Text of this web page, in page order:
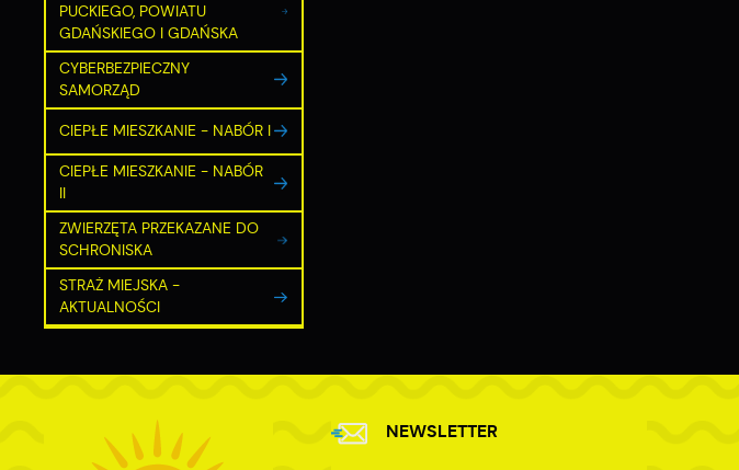
PUCKIEGO, POWIATU
GDAŃSKIEGO I GDAŃSKA
CYBERBEZPIECZNY
SAMORZĄD
CIEPŁE MIESZKANIE - NABÓR I
CIEPŁE MIESZKANIE - NABÓR
II
ZWIERZĘTA PRZEKAZANE DO
SCHRONISKA
STRAŻ MIEJSKA -
AKTUALNOŚCI
NEWSLETTER